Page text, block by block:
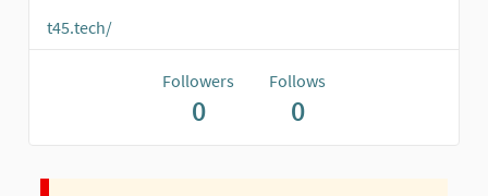
t45.tech/
Followers
0
Follows
0